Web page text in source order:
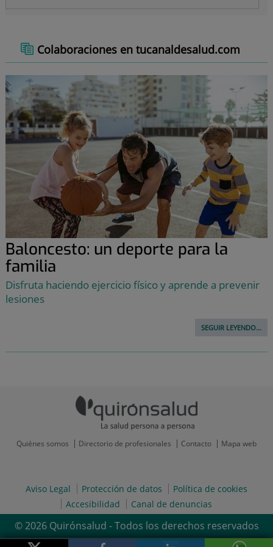
Colaboraciones en tucanaldesalud.com
Baloncesto: un deporte para la
familia
Disfruta haciendo ejercicio físico y aprende a prevenir
lesiones
SEGUIR LEYENDO...
Quiénes somos Directorio de profesionales Contacto Mapa web
Aviso Legal Protección de datos
Política de cookies
Accesibilidad
Canal de denuncias
© 2026 Quirónsalud - Todos los derechos reservados